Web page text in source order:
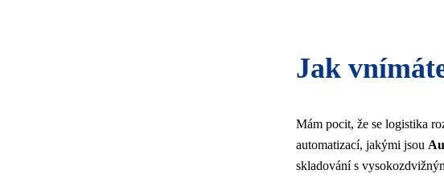
Jak
Mám pocit, že se logistika
automatizací, jakými jsou
skladování s